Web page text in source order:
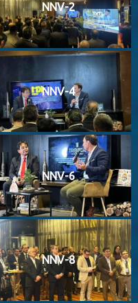
NNV-2
NNV-4
NNV-6
NNV-8